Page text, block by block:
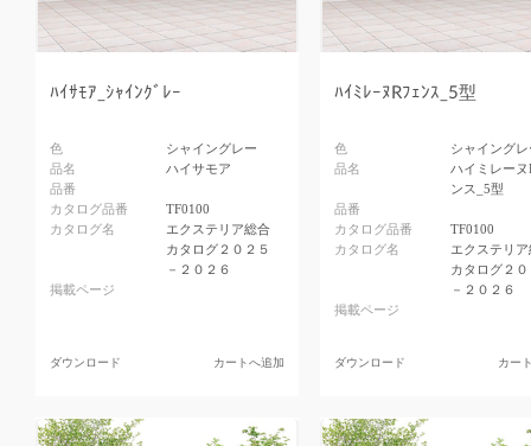
ﾊｲｻﾓｱ_ｼｬｲﾝｸﾞﾚｰ
色
シャイングレー
品名
ハイサモア
品番
カタログ品番
TF0100
カタログ名
エクステリア総合
カタログ２０２５
－２０２６
掲載ページ
ダウンロード カートへ追加
ﾊｲﾐﾚｰﾇRﾌｪﾝｽ_5型
色
シャイング
品名
ハイミレーヌ
ンス_5型
品番
カタログ品番
TF0100
カタログ名
エクステリ
カタログ２
－２０２６
掲載ページ
ダウンロード カー